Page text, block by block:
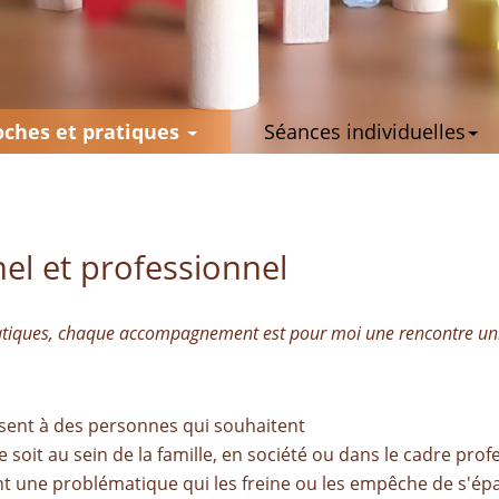
et pratiques Séances individuelles
et professionnel
chaque accompagnement est pour moi une rencontre
à des personnes qui souhaitent
au sein de la famille, en société ou dans le cadre
problématique qui les freine ou les empêche de